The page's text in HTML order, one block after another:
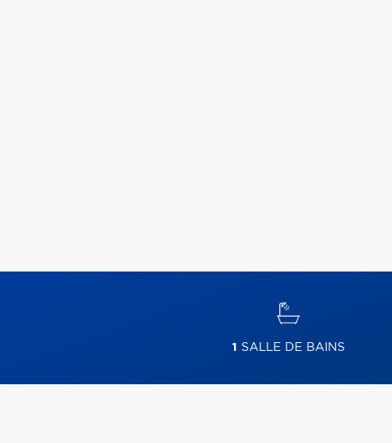
1 SALLE DE BAINS